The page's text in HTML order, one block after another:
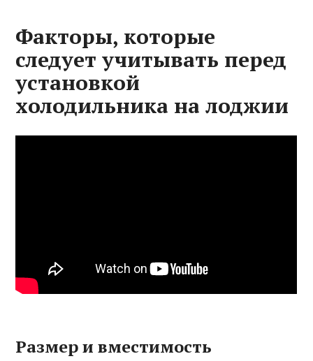
Факторы, которые
следует учитывать перед
установкой
холодильника на лоджии
Размер и вместимость